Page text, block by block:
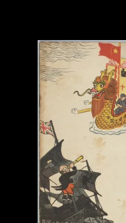
进一步筛选
关于M+藏品